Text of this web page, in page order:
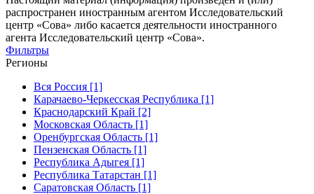
распространен иностранным агентом Исследовательский
центр «Сова» либо касается деятельности иностранного
агента Исследовательский центр «Сова».
Фильтры
Регионы
Вся Россия [1]
Карачаево-Черкесская Республика [1]
Краснодарский Край [2]
Московская Область [1]
Оренбургская Область [1]
Пензенская Область [1]
Республика Адыгея [1]
Республика Татарстан [1]
Саратовская Область [1]